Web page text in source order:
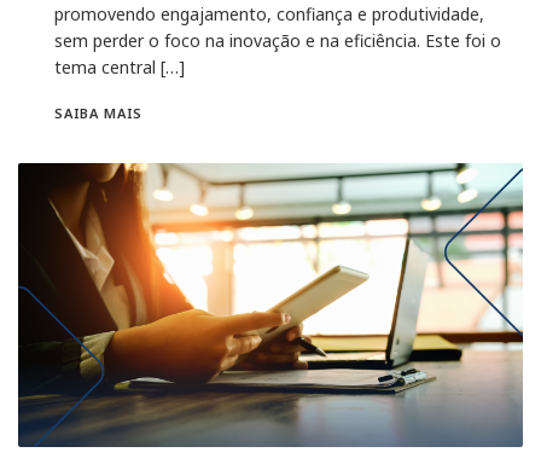
promovendo engajamento, confiança e produtividade,
sem perder o foco na inovação e na eficiência. Este foi o
tema central […]
SAIBA MAIS